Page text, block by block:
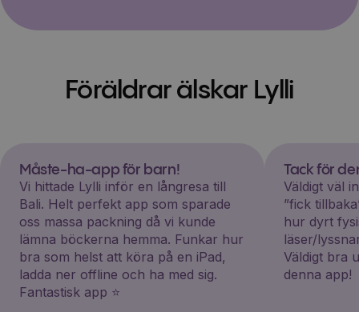
Föräldrar älskar Lylli
Måste-ha-app för barn!
Vi hittade Lylli inför en långresa till
Bali. Helt perfekt app som sparade
oss massa packning då vi kunde
lämna böckerna hemma. Funkar hur
bra som helst att köra på en iPad,
ladda ner offline och ha med sig.
Fantastisk app ⭐️
Tack för
Väldigt väl
”fick
hur dyrt
läser/
Väldigt bra
denna app!